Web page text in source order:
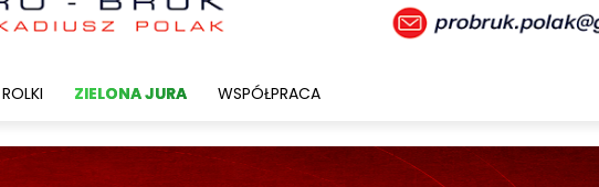
ROLKI ZIELONA JURA WSPÓŁPRACA